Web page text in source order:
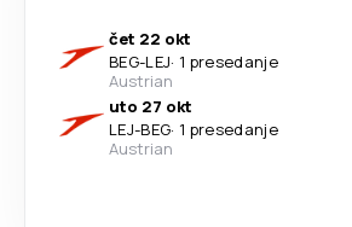
čet 22 okt
BEG-LEJ· 1 presedanje
Austrian
uto 27 okt
LEJ-BEG· 1 presedanje
Austrian